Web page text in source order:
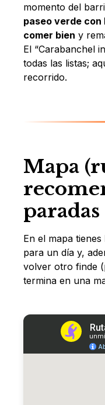
momento del
paseo verde con
comer bien y
El “Carabanchel
todas las listas;
recorrido.
Mapa
En el mapa tienes
para un día y,
volver otro finde
termina en una